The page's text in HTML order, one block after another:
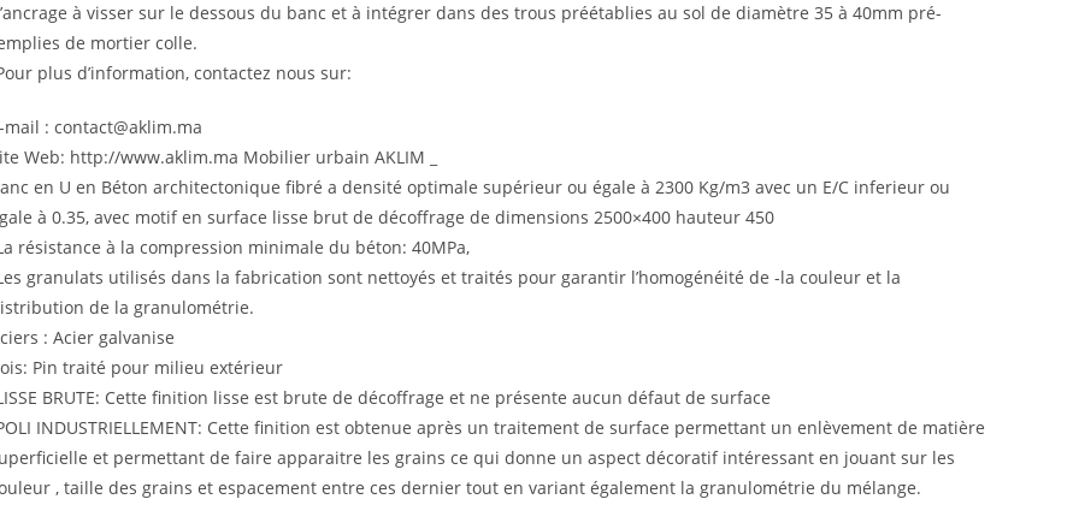
à visser sur le dessous du banc et à intégrer dans des trous préétablies au sol de diamètre 35 à 40mm pré-
de mortier colle.
plus d’information, contactez nous sur:
mail : contact@aklim.ma
Web: http://www.aklim.ma Mobilier urbain AKLIM _
en U en Béton architectonique fibré a densité optimale supérieur ou égale à 2300 Kg/m3 avec un E/C inferieur ou
à 0.35, avec motif en surface lisse brut de décoffrage de dimensions 2500×400 hauteur 450
résistance à la compression minimale du béton: 40MPa,
granulats utilisés dans la fabrication sont nettoyés et traités pour garantir l’homogénéité de -la couleur et la
de la granulométrie.
: Acier galvanise
Pin traité pour milieu extérieur
BRUTE: Cette finition lisse est brute de décoffrage et ne présente aucun défaut de surface
INDUSTRIELLEMENT: Cette finition est obtenue après un traitement de surface permettant un enlèvement de matière
et permettant de faire apparaitre les grains ce qui donne un aspect décoratif intéressant en jouant sur les
, taille des grains et espacement entre ces dernier tout en variant également la granulométrie du mélange.